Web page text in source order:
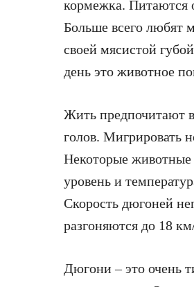
кормежка. Питаются
Больше всего любят
своей мясистой
день это животное
Жить предпочитают
голов. Мигрировать
Некоторые животные
уровень и
Скорость дюгоней
разгоняются до 18
Дюгони – это очень